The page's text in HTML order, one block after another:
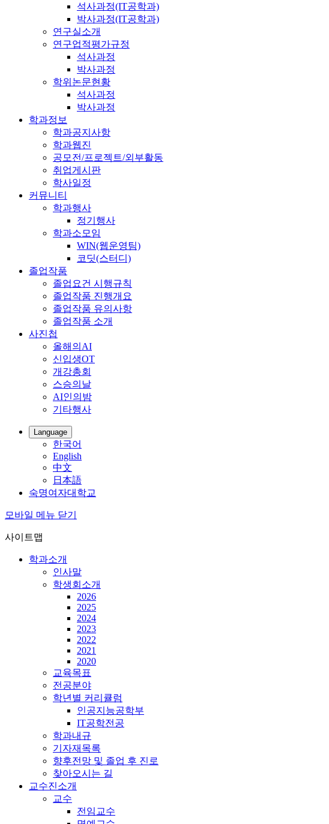
석사과정(IT공학과)
박사과정(IT공학과)
연구실소개
연구업적평가규정
석사과정
박사과정
학위논문현황
석사과정
박사과정
학과정보
학과공지사항
학과웹진
공모전/프로젝트/외부활동
취업게시판
학사일정
커뮤니티
학과행사
정기행사
학과소모임
WIN(웹운영팀)
코딧(스터디)
졸업작품
졸업요건 시행규칙
졸업작품 진행개요
졸업작품 유의사항
졸업작품 소개
사진첩
올해의AI
신입생OT
개강총회
스승의날
AI인의밤
기타행사
Language
한국어
English
中文
日本語
숙명여자대학교
모바일 메뉴 닫기
사이트맵
학과소개
인사말
학생회소개
2026
2025
2024
2023
2022
2021
2020
교육목표
전공분야
학년별 커리큘럼
인공지능공학부
IT공학전공
학과내규
기자재목록
향후전망 및 졸업 후 진로
찾아오시는 길
교수진소개
교수
전임교수